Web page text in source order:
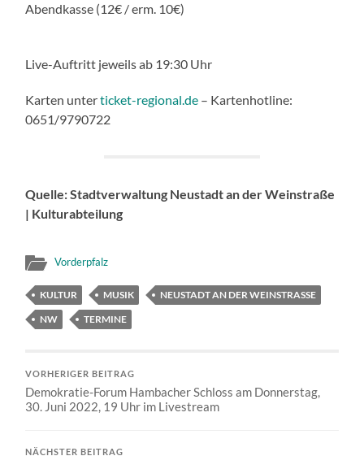
Abendkasse (12€ / erm. 10€)
Live-Auftritt jeweils ab 19:30 Uhr
Karten unterticket-regional.de – Kartenhotline:
0651/9790722
Quelle: Stadtverwaltung Neustadt an der Weinstraße
| Kulturabteilung
Vorderpfalz
KULTUR MUSIK
NEUSTADT AN DER WEINSTRASSE
NW
TERMINE
VORHERIGER BEITRAG
Demokratie-Forum Hambacher Schloss am Donnerstag,
30. Juni 2022, 19 Uhr im Livestream
NÄCHSTER BEITRAG